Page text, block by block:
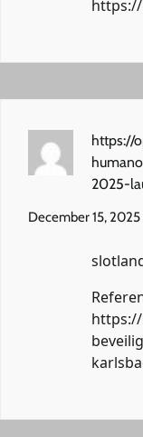
https://
2025-
December 15, 2025